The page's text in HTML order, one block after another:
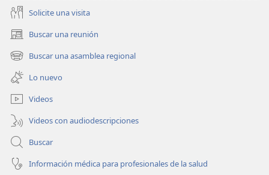
Solicite una visita
Buscar una reunión
(abre
una
nueva
ventana)
Buscar una asamblea regional
(abre
una
nueva
ventana)
Lo nuevo
Videos
Videos con audiodescripciones
Buscar
Información médica para profesionales de la salud